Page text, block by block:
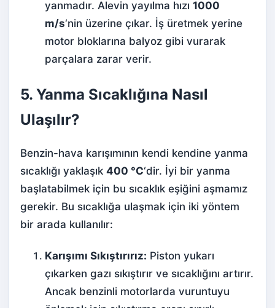
yanmadır. Alevin yayılma hızı 1000
m/s‘nin üzerine çıkar. İş üretmek yerine
motor bloklarına balyoz gibi vurarak
parçalara zarar verir.
5. Yanma Sıcaklığına Nasıl
Ulaşılır?
Benzin-hava karışımının kendi kendine yanma
sıcaklığı yaklaşık 400 °C‘dir. İyi bir yanma
başlatabilmek için bu sıcaklık eşiğini aşmamız
gerekir. Bu sıcaklığa ulaşmak için iki yöntem
bir arada kullanılır:
Karışımı Sıkıştırırız: Piston yukarı
çıkarken gazı sıkıştırır ve sıcaklığını artırır.
Ancak benzinli motorlarda vuruntuyu